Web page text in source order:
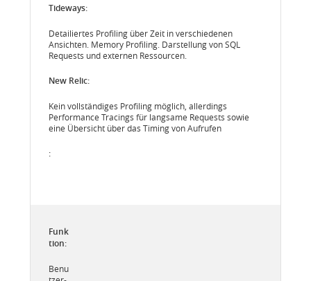
Detailiertes Profiling über Zeit in verschiedenen
Ansichten. Memory Profiling. Darstellung von SQL
Requests und externen Ressourcen.
Kein vollständiges Profiling möglich, allerdings
Performance Tracings für langsame Requests sowie
eine Übersicht über das Timing von Aufrufen
Benu